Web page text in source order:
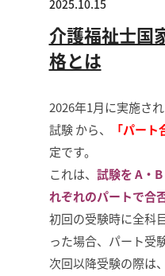
2025.10.15
介護福祉士国
格とは
2026年1月に実施さ
試験 から、
「パート
定です。
これは、 試験を A・
れぞれのパートで合
初回の受験時に全科
った場合、パート受
次回以降受験の際は